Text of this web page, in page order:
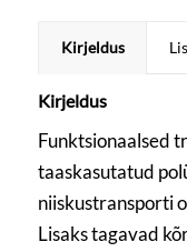
Kirjeldus
Kirjeldus
Funktsionaalsed
taaskasutatud
niiskustransporti
Lisaks tagavad